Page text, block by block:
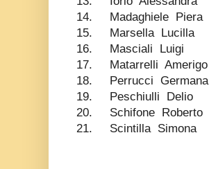
14. Madaghiele Piera
15. Marsella Lucilla
16. Masciali Luigi
17. Matarrelli Amerigo
18. Perrucci Germana
19. Peschiulli Delio
20. Schifone Roberto
21. Scintilla Simona